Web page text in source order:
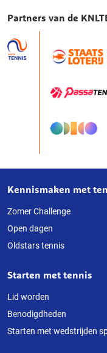
Partners van de
Over
deze
website
Kennismaken met
Zomer Challenge
Open dagen
Oldstars tennis
Starten met tennis
Lid worden
Benodigdheden
Starten met wedstrijden